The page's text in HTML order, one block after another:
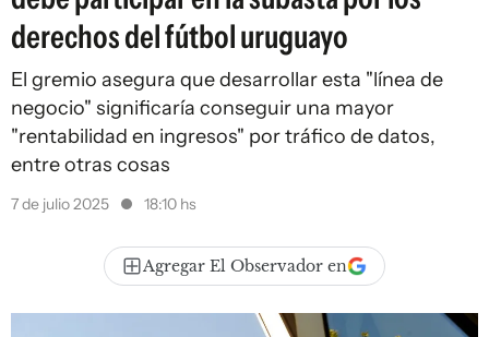
derechos del fútbol uruguayo
El gremio asegura que desarrollar esta "línea de
negocio" significaría conseguir una mayor
"rentabilidad en ingresos" por tráfico de datos,
entre otras cosas
7 de julio 2025 18:10 hs
Agregar El Observador en